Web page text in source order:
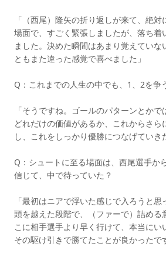
「（西尾）隆矢の折り返しが来て、絶
場面で、すごく緊張しましたが、落ち着
ました。決めた瞬間はあまり覚えていな
ともまた違った感覚で喜べました」
Q：これまでの人生の中でも、1、2を争
「そうですね。ゴールのパターンとか
どれだけの価値があるか、これからさら
し、これをしっかり優勝につなげていき
Q：シュートに至る場面は、西尾選手か
信じて、中で待っていた？
「最初はニアで浮いた感じで入ろうと
頭を越えた段階で、（ファーで）詰める
こに相手選手より早く行けて、本当にい
その駆け引きで勝てたことが良かったで